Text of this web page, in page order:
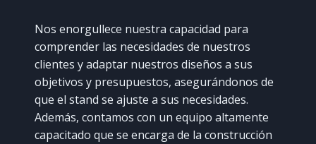
Nos enorgullece nuestra capacidad para
comprender las necesidades de nuestros
clientes y adaptar nuestros diseños a sus
objetivos y presupuestos, asegurándonos de
que el stand se ajuste a sus necesidades.
Además, contamos con un equipo altamente
capacitado que se encarga de la construcción